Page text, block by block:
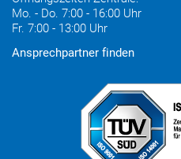
Mo. - Do. 7:00 - 16:00 Uhr
Fr. 7:00 - 13:00 Uhr
Ansprechpartner finden